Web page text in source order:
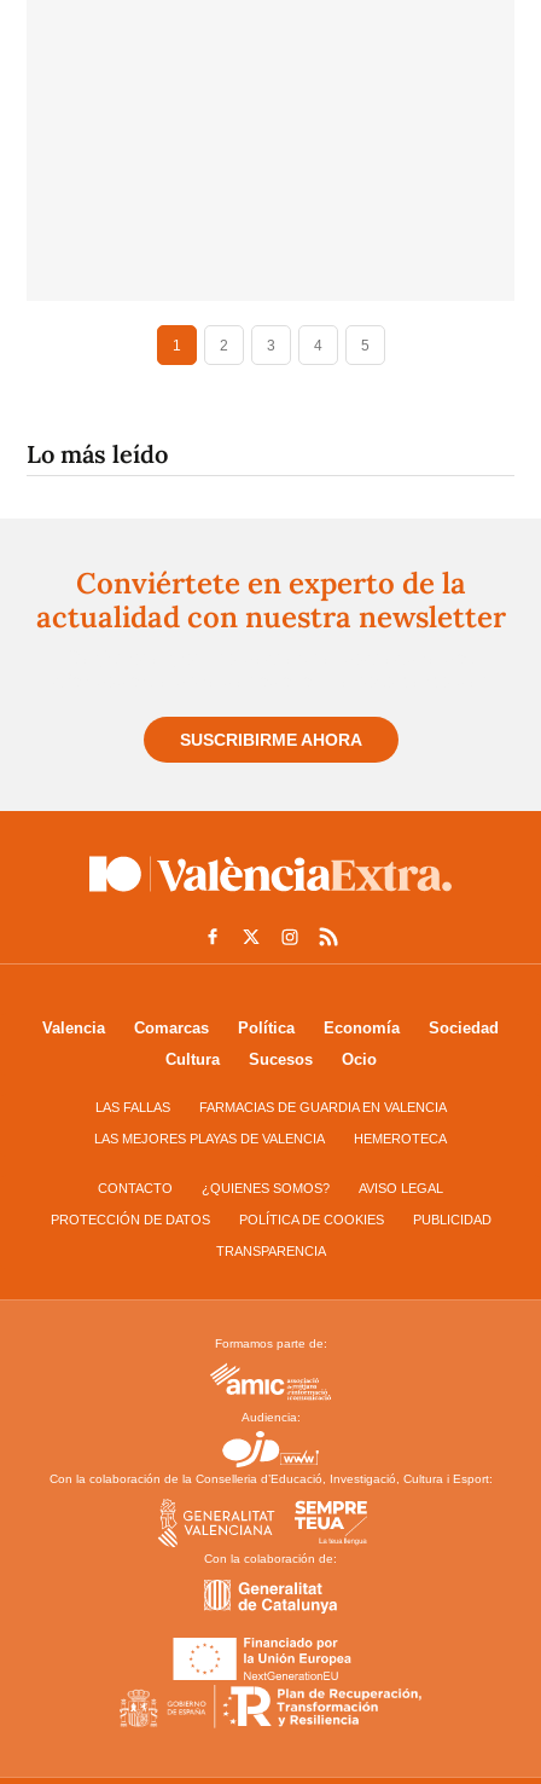
1 2 3 4 5
Lo más leído
Conviértete en experto de la
actualidad con nuestra newsletter
SUSCRIBIRME AHORA
Valencia Comarcas Política Economía
Sociedad
Cultura
Sucesos Ocio
LAS FALLAS FARMACIAS DE GUARDIA EN VALENCIA
LAS MEJORES PLAYAS DE VALENCIA HEMEROTECA
CONTACTO ¿QUIENES SOMOS? AVISO LEGAL
PROTECCIÓN DE DATOS POLÍTICA DE COOKIES PUBLICIDAD
TRANSPARENCIA
Formamos parte de:
Audiencia:
Con la colaboración de la Conselleria d’Educació, Investigació, Cultura i Esport:
Con la colaboración de: